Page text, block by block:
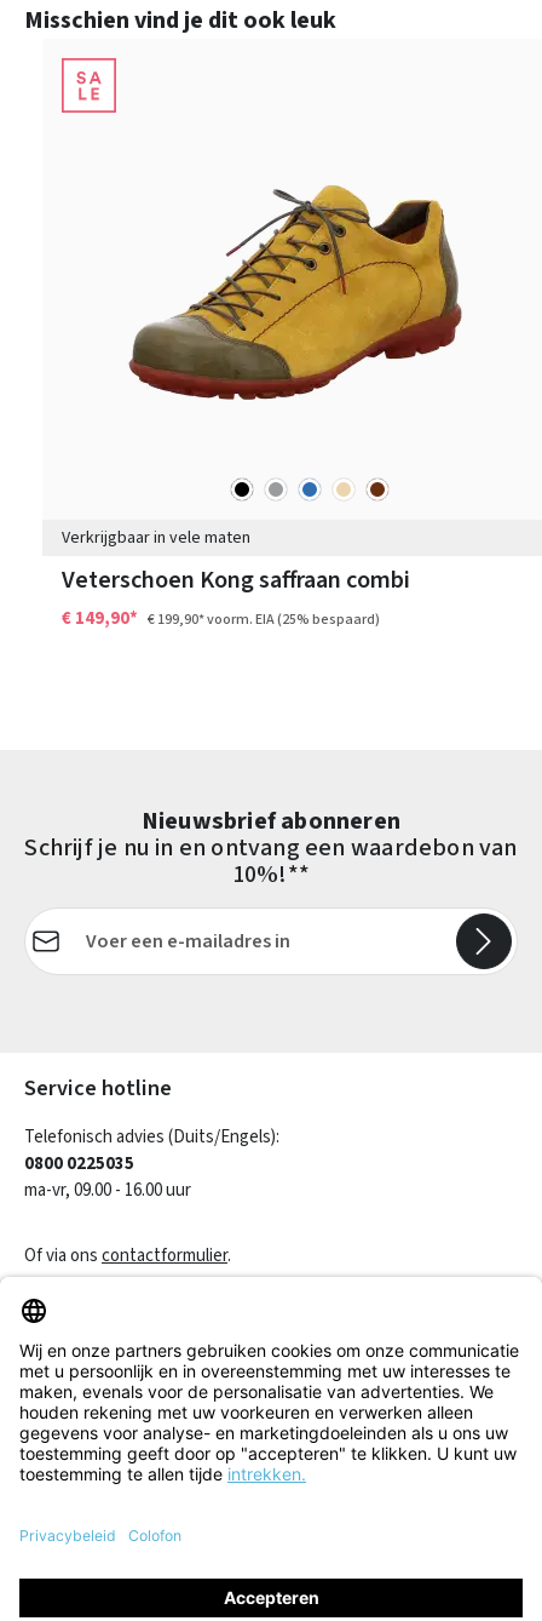
Productgalerij overslaan
Misschien vind je dit ook leuk
zwartgrijs blauwbeigebruin
Verkrijgbaar in vele maten
Veterschoen Kong saffraan combi
€ 149,90* € 199,90*voorm. EIA(25% bespaard)
Nieuwsbrief abonneren
Schrijf je nu in en ontvang een waardebon van
10%!**
E-mailadres*
Service hotline
Telefonisch advies (Duits/Engels):
0800 0225035
ma-vr, 09.00 - 16.00 uur
Of via onscontactformulier.
Klantenservice
Informatie